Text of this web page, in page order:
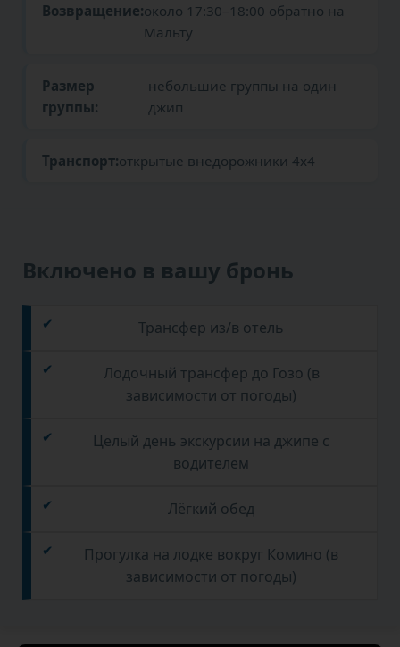
Возвращение:около 17:30–18:00 обратно на
Мальту
Размер
группы:
небольшие группы на один
джип
Транспорт:открытые внедорожники 4x4
Включено в вашу бронь
Трансфер из/в отель
Лодочный трансфер до Гозо (в
зависимости от погоды)
Целый день экскурсии на джипе с
водителем
Лёгкий обед
Прогулка на лодке вокруг Комино (в
зависимости от погоды)